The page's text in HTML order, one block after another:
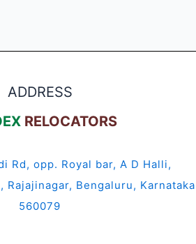
ADDRESS
RELOCATORS
Rd, opp. Royal bar, A D Halli,
Rajajinagar, Bengaluru, Karnataka
560079